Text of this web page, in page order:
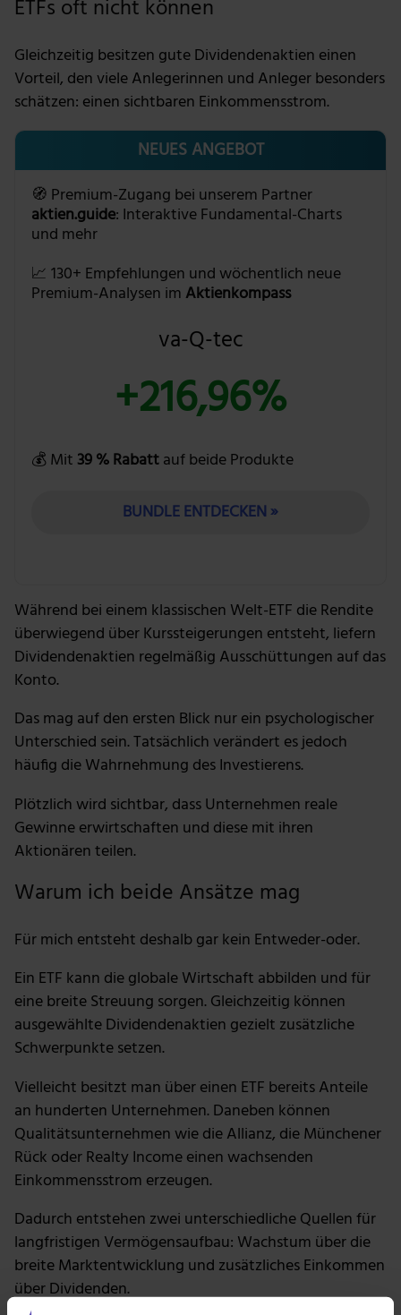
ETFs oft nicht können
Gleichzeitig besitzen gute Dividendenaktien einen
Vorteil, den viele Anlegerinnen und Anleger besonders
schätzen: einen sichtbaren Einkommensstrom.
NEUES ANGEBOT
🧭 Premium-Zugang bei unserem Partner
aktien.guide: Interaktive Fundamental-Charts
und mehr
📈 130+ Empfehlungen und wöchentlich neue
Premium-Analysen im Aktienkompass
va-Q-tec
+216,96%
💰 Mit 39 % Rabattauf beide Produkte
BUNDLE ENTDECKEN »
Während bei einem klassischen Welt-ETF die Rendite
überwiegend über Kurssteigerungen entsteht, liefern
Dividendenaktien regelmäßig Ausschüttungen auf das
Konto.
Das mag auf den ersten Blick nur ein psychologischer
Unterschied sein. Tatsächlich verändert es jedoch
häufig die Wahrnehmung des Investierens.
Plötzlich wird sichtbar, dass Unternehmen reale
Gewinne erwirtschaften und diese mit ihren
Aktionären teilen.
Warum ich beide Ansätze mag
Für mich entsteht deshalb gar kein Entweder-oder.
Ein ETF kann die globale Wirtschaft abbilden und für
eine breite Streuung sorgen. Gleichzeitig können
ausgewählte Dividendenaktien gezielt zusätzliche
Schwerpunkte setzen.
Vielleicht besitzt man über einen ETF bereits Anteile
an hunderten Unternehmen. Daneben können
Qualitätsunternehmen wie die Allianz, die Münchener
Rück oder Realty Income einen wachsenden
Einkommensstrom erzeugen.
Dadurch entstehen zwei unterschiedliche Quellen für
langfristigen Vermögensaufbau: Wachstum über die
breite Marktentwicklung und zusätzliches Einkommen
über Dividenden.